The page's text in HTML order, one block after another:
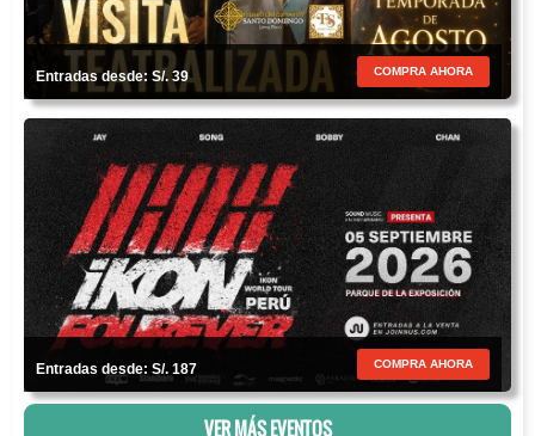
Entradas desde: S/. 39 COMPRA AHORA
Entradas desde: S/. 187 COMPRA AHORA
VER MÁS EVENTOS